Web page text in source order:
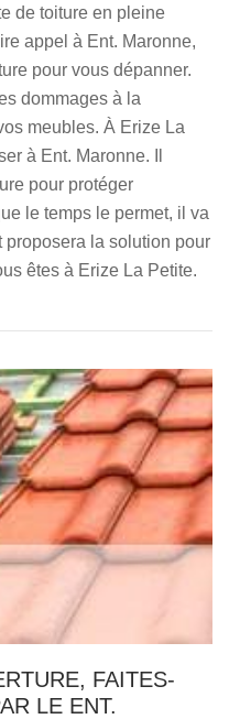
de toiture en pleine
appel à Ent. Maronne,
pour vous dépanner.
dommages à la
meubles. À Erize La
à Ent. Maronne. Il
pour protéger
le temps le permet, il va
proposera la solution pour
êtes à Erize La Petite.
FAITES-
LE ENT.